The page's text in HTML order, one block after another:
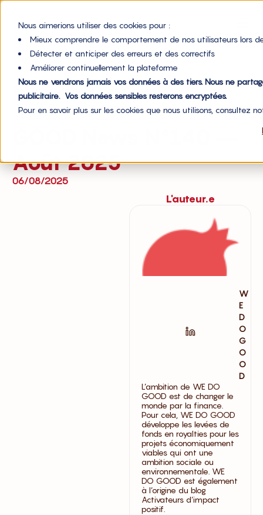
Nous aimerions utiliser des cookies pour :
Mieux comprendre le comportement de nos utilisateurs lors
Détecter et anticiper des erreurs et des correctifs
Améliorer continuellement la plateforme
Nous ne vendrons jamais vos données à des tiers. Nous ne
publicitaire. Vos données sensibles resterons encryptées.
Pour en savoir plus sur les cookies que nous utilisons, consultez
newsletter
Août 2025
06/08/2025
L'auteur.e
W
E
D
O
G
O
O
D
L’ambition de WE DO
GOOD est de changer le
monde par la finance.
Pour cela, WE DO GOOD
développe les levées de
fonds en royalties pour les
projets économiquement
viables qui ont une
ambition sociale ou
environnementale. WE
DO GOOD est également
à l’origine du blog
Activateurs d’impact
positif.